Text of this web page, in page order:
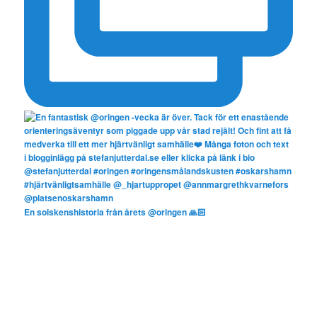
En solskenshistoria från årets @oringen 🙏🏻